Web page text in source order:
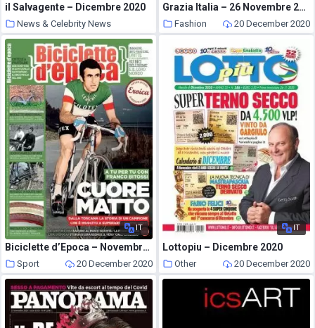
il Salvagente – Dicembre 2020
News & Celebrity News
20 December 2020
Grazia Italia – 26 Novembre 2020
Fashion 20 December 2020
IT
Biciclette d’Epoca – Novembre-Dicembre 2020
Sport 20 December 2020
IT
Lottopiu – Dicembre 2020
Other 20 December 2020